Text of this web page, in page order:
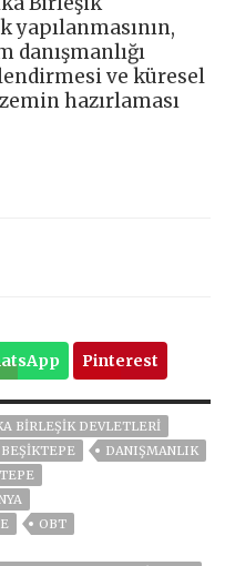
danışmanlığı
ve küresel
hazırlaması
Pinterest
BIRLEŞIK DEVLETLERI
BEŞIKTEPE
DANIŞMANLIK
OBT